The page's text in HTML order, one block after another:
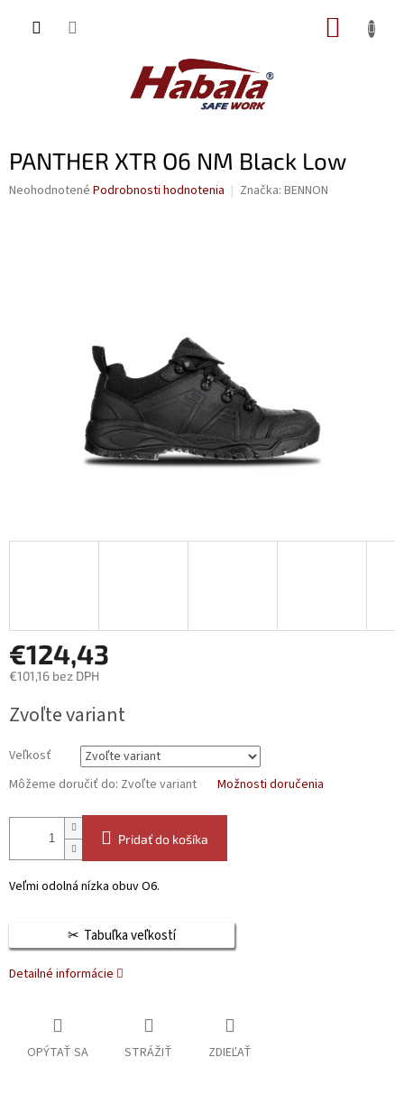
PANTHER XTR O6 NM Black Low
Priemerné
Neohodnotené Podrobnosti hodnotenia Značka: BENNON
€124,43
€101,16 bez DPH
cena:
Zvoľte variant
Veľkosť
Môžeme doručiť do: Zvoľte variant Možnosti doručenia
Pridať do košíka
Veľmi odolná nízka obuv O6.
Tabuľka veľkostí
Detailné informácie
OPÝTAŤ SA STRÁŽIŤ ZDIEĽAŤ